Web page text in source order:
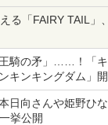
る「FAIRY TAIL」
イトでは特別動画
騎の矛」……！「
キンキングダム」
日向さんや姫野ひ
挙公開